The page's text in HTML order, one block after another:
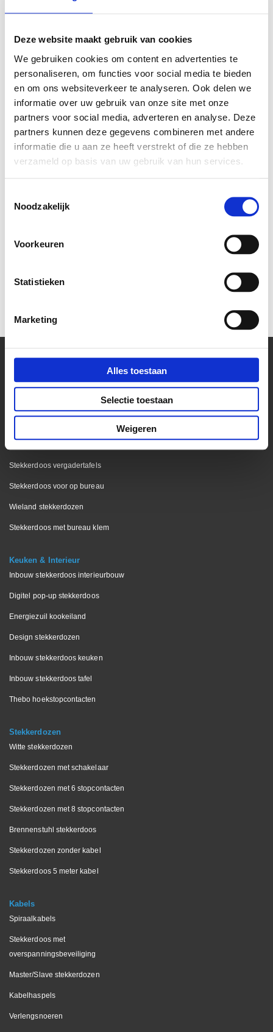
Deze website maakt gebruik van cookies
We gebruiken cookies om content en advertenties te
personaliseren, om functies voor social media te bieden
en om ons websiteverkeer te analyseren. Ook delen we
informatie over uw gebruik van onze site met onze
partners voor social media, adverteren en analyse. Deze
partners kunnen deze gegevens combineren met andere
informatie die u aan ze heeft verstrekt of die ze hebben
verzameld op basis van uw gebruik van hun services.
Noodzakelijk
Voorkeuren
Statistieken
Marketing
Alles toestaan
Selectie toestaan
Weigeren
VERGELIJKBARE PRODUCTEN
€ 24,20
Slide inbouw met 2
stopcontact deksel zwart
Kantoor
Stekkerdoos vergadertafels
Stekkerdoos voor op bureau
Wieland stekkerdozen
Stekkerdoos met bureau klem
Keuken & Interieur
Inbouw stekkerdoos interieurbouw
Digitel pop-up stekkerdoos
Energiezuil kookeiland
Design stekkerdozen
Inbouw stekkerdoos keuken
Inbouw stekkerdoos tafel
Thebo hoekstopcontacten
Stekkerdozen
Witte stekkerdozen
Stekkerdozen met schakelaar
Stekkerdozen met 6 stopcontacten
Stekkerdozen met 8 stopcontacten
Brennenstuhl stekkerdoos
Stekkerdozen zonder kabel
Stekkerdoos 5 meter kabel
Kabels
Spiraalkabels
Stekkerdoos met
overspanningsbeveiliging
Master/Slave stekkerdozen
Kabelhaspels
Verlengsnoeren